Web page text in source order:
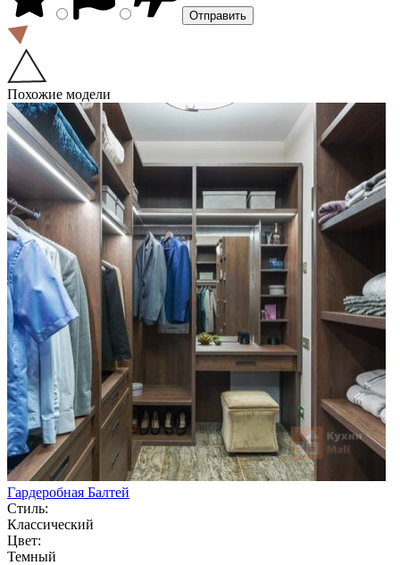
Похожие модели
Гардеробная Балтей
Стиль:
Классический
Цвет:
Темный